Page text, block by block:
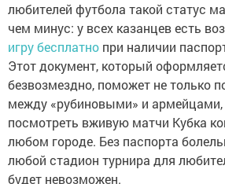
любителей футбола такой статус
чем минус: у всех казанцев есть
игру бесплатно при наличии
Этот документ, который
безвозмездно, поможет не только
между «рубиновыми» и армейцами,
посмотреть вживую матчи Кубка
любом городе. Без паспорта
любой стадион турнира для
будет невозможен.